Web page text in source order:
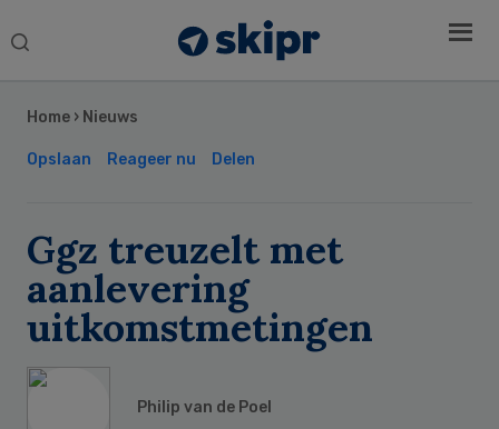
Search
Home › Nieuws
Opslaan Reageer nu Delen
Ggz treuzelt met
aanlevering
uitkomstmetingen
Philip van de Poel
Sidebar